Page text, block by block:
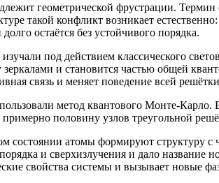
геометрической фрустрации.
такой конфликт возникает
остаётся без устойчивого порядка.
под действием классического
и становится частью общей
связь и меняет поведение всей
метод квантового Монте-
половину узлов треугольной
состоянии атомы формируют структуру с
и сверхизлучения и дало название
свойства системы и вызывает новые